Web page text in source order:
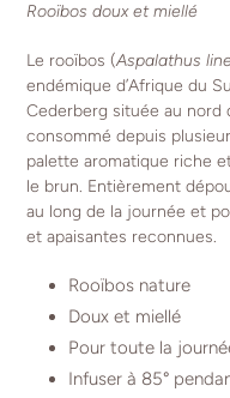
produit
Rooïbos doux et miellé
Le rooïbos (Aspalathus
endémique d’Afrique du
Cederberg située au nord
consommé depuis
palette aromatique riche
le brun. Entièrement
au long de la journée et
et apaisantes reconnues.
Rooïbos nature
Doux et miellé
Pour toute la
Infuser à 85°